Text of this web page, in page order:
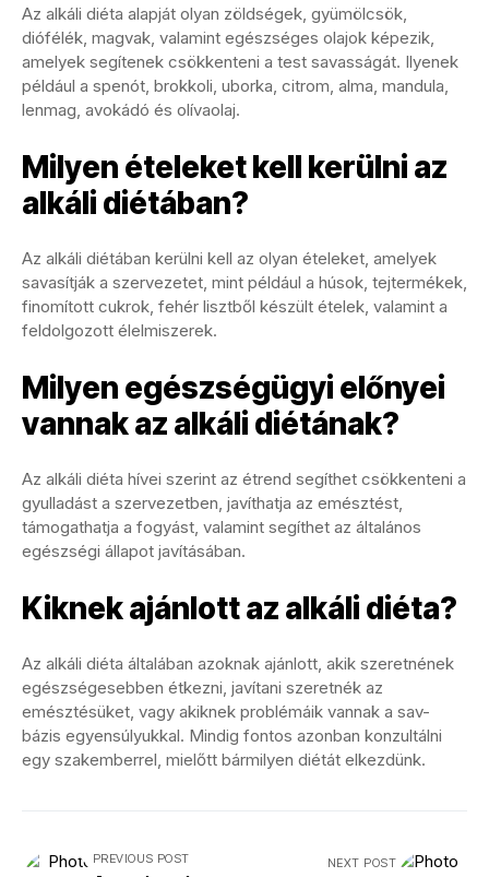
Az alkáli diéta alapját olyan zöldségek, gyümölcsök,
diófélék, magvak, valamint egészséges olajok képezik,
amelyek segítenek csökkenteni a test savasságát. Ilyenek
például a spenót, brokkoli, uborka, citrom, alma, mandula,
lenmag, avokádó és olívaolaj.
Milyen ételeket kell kerülni az
alkáli diétában?
Az alkáli diétában kerülni kell az olyan ételeket, amelyek
savasítják a szervezetet, mint például a húsok, tejtermékek,
finomított cukrok, fehér lisztből készült ételek, valamint a
feldolgozott élelmiszerek.
Milyen egészségügyi előnyei
vannak az alkáli diétának?
Az alkáli diéta hívei szerint az étrend segíthet csökkenteni a
gyulladást a szervezetben, javíthatja az emésztést,
támogathatja a fogyást, valamint segíthet az általános
egészségi állapot javításában.
Kiknek ajánlott az alkáli diéta?
Az alkáli diéta általában azoknak ajánlott, akik szeretnének
egészségesebben étkezni, javítani szeretnék az
emésztésüket, vagy akiknek problémáik vannak a sav-
bázis egyensúlyukkal. Mindig fontos azonban konzultálni
egy szakemberrel, mielőtt bármilyen diétát elkezdünk.
PREVIOUS POST NEXT POST